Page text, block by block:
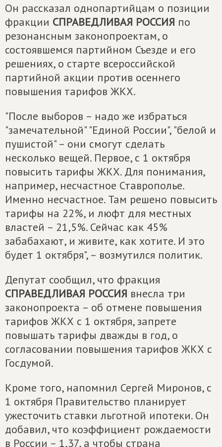
Он рассказал однопартийцам о позиции
фракции СПРАВЕДЛИВАЯ РОССИЯ по
резонансным законопроектам, о
состоявшемся партийном Съезде и его
решениях, о старте всероссийской
партийной акции против осеннего
повышения тарифов ЖКХ.
"После выборов – надо же избраться
"замечательной" "Единой России", "белой и
пушистой" – они смогут сделать
несколько вещей. Первое, с 1 октября
повысить тарифы ЖКХ. Для понимания,
например, несчастное Ставрополье.
Именно несчастное. Там решено повысить
тарифы на 22%, и люфт для местных
властей – 21,5%. Сейчас как 45%
забабахают, и живите, как хотите. И это
будет 1 октября", – возмутился политик.
Депутат сообщил, что фракция
СПРАВЕДЛИВАЯ РОССИЯ внесла три
законопроекта – об отмене повышения
тарифов ЖКХ с 1 октября, запрете
повышать тарифы дважды в год, о
согласовании повышения тарифов ЖКХ с
Госдумой.
Кроме того, напомнил Сергей Миронов, с
1 октября Правительство планирует
ужесточить ставки льготной ипотеки. Он
добавил, что коэффициент рождаемости
в России – 1,37, а чтобы страна